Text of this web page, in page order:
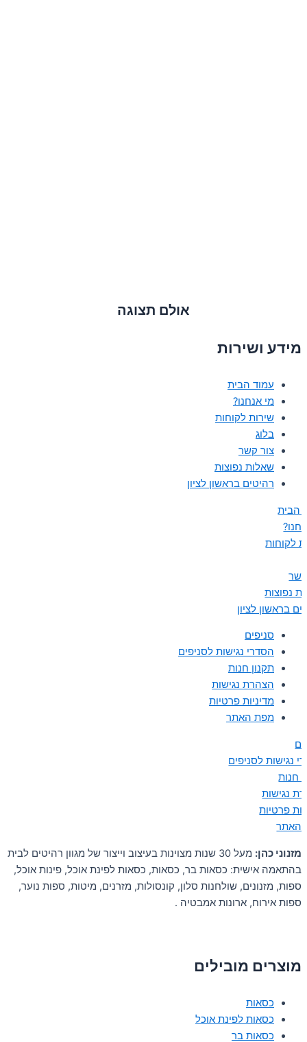
אולם תצוגה
מידע ושירות
עמוד הבית
מי אנחנו?
שירות לקוחות
בלוג
צור קשר
שאלות נפוצות
רהיטים בראשון לציון
הבית
לקוחות
נפוצות
בראשון לציון
סניפים
הסדרי נגישות לסניפים
תקנון חנות
הצהרת נגישות
מדיניות פרטיות
מפת האתר
נגישות לסניפים
חנות
נגישות
פרטיות
האתר
מזנוני כהן:
מעל 30 שנות מצוינות בעיצוב וייצור של מגוון רהיטים לבית
בהתאמה אישית: כסאות בר, כסאות, כסאות לפינת אוכל, פינות אוכל,
ספות, מזנונים, שולחנות סלון, קונסולות, מזרנים, מיטות, ספות נוער,
ספות אירוח, ארונות אמבטיה .
מוצרים מובילים
כסאות
כסאות לפינת אוכל
כסאות בר